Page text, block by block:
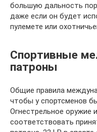
большую дальность
даже если он будет
пулемете или
Спортивные
патроны
Общие правила
чтобы у спортсменов
Огнестрельное оружие
соответствовать